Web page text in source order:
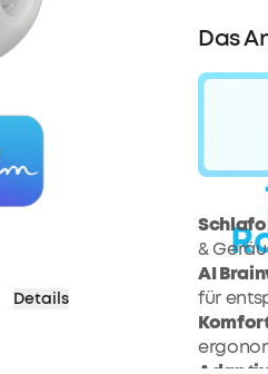
Details
Das
&
AI
für